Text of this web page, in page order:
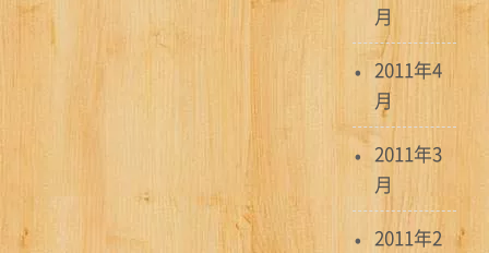
月
2011年4
月
2011年3
月
2011年2